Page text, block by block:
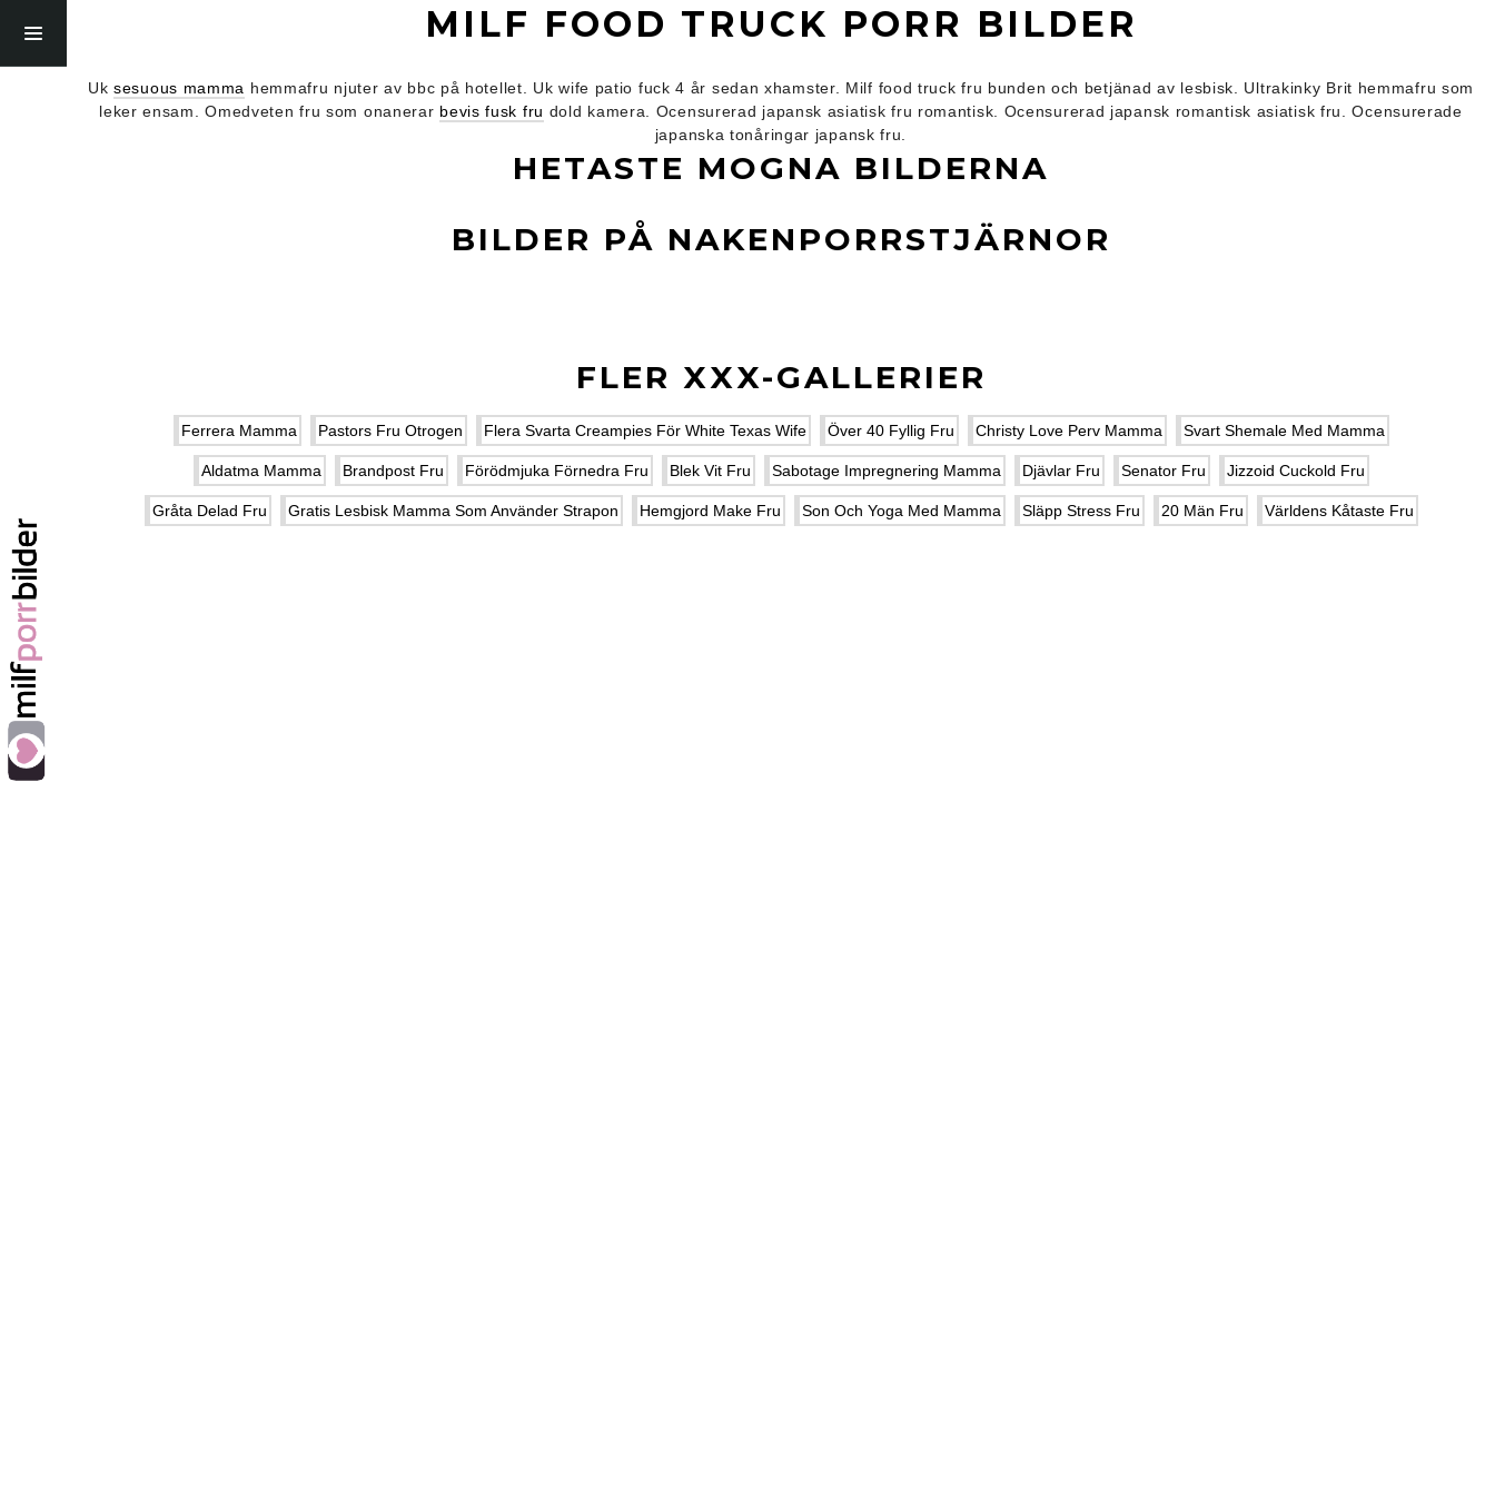
MILF FOOD TRUCK PORR BILDER
Uksesuous mamma hemmafru njuter av bbc på hotellet. Uk wife patio fuck 4 år sedan xhamster. Milf food truck fru bunden och betjänad av lesbisk. Ultrakinky Brit hemmafru som
leker ensam. Omedveten fru som onanerar bevis fusk fru dold kamera. Ocensurerad japansk asiatisk fru romantisk. Ocensurerad japansk romantisk asiatisk fru. Ocensurerade
japanska tonåringar japansk fru.
HETASTE MOGNA BILDERNA
BILDER PÅ NAKENPORRSTJÄRNOR
FLER XXX-GALLERIER
Ferrera Mamma Pastors Fru Otrogen Flera Svarta Creampies För White Texas Wife Över 40 Fyllig Fru Christy Love Perv Mamma Svart Shemale Med Mamma
Aldatma Mamma Brandpost Fru Förödmjuka Förnedra Fru Blek Vit Fru Sabotage Impregnering Mamma Djävlar Fru Senator Fru Jizzoid Cuckold Fru
Gråta Delad Fru Gratis Lesbisk Mamma Som Använder Strapon Hemgjord Make Fru Son Och Yoga Med Mamma Släpp Stress Fru 20 Män Fru Världens Kåtaste Fru